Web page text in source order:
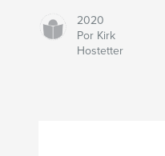
2020
Por Kirk
Hostetter